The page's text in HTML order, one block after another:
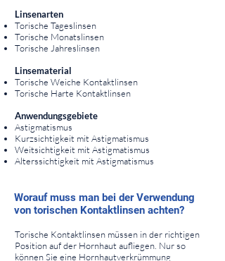
Linsenarten
Torische Tageslinsen
Torische Monatslinsen
Torische Jahreslinsen
Linsematerial
Torische Weiche Kontaktlinsen
Torische Harte Kontaktlinsen
Anwendungsgebiete
Astigmatismus
Kurzsichtigkeit mit Astigmatismus
Weitsichtigkeit mit Astigmatismus
Alterssichtigkeit mit Astigmatismus
Worauf muss man bei der Verwendung
von torischen Kontaktlinsen achten?
Torische Kontaktlinsen müssen in der richtigen
Position auf der Hornhaut aufliegen. Nur so
können Sie eine Hornhautverkrümmung